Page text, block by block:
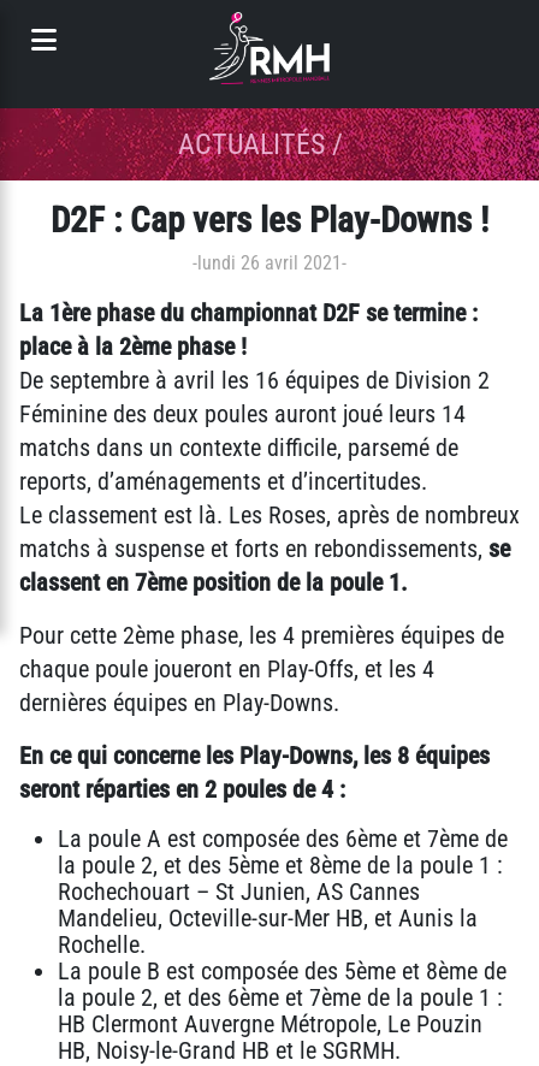
ACTUALITÉS/
D2F : Cap vers les Play-Downs !
-lundi 26 avril 2021-
La 1ère phase du championnat D2F se termine :
place à la 2ème phase !
De septembre à avril les 16 équipes de Division 2
Féminine des deux poules auront joué leurs 14
matchs dans un contexte difficile, parsemé de
reports, d’aménagements et d’incertitudes.
Le classement est là. Les Roses, après de nombreux
matchs à suspense et forts en rebondissements, se
classent en 7ème position de la poule 1.
Pour cette 2ème phase, les 4 premières équipes de
chaque poule joueront en Play-Offs, et les 4
dernières équipes en Play-Downs.
En ce qui concerne les Play-Downs, les 8 équipes
seront réparties en 2 poules de 4 :
La poule A est composée des 6ème et 7ème de
la poule 2, et des 5ème et 8ème de la poule 1 :
Rochechouart – St Junien, AS Cannes
Mandelieu, Octeville-sur-Mer HB, et Aunis la
Rochelle.
La poule B est composée des 5ème et 8ème de
la poule 2, et des 6ème et 7ème de la poule 1 :
HB Clermont Auvergne Métropole, Le Pouzin
HB, Noisy-le-Grand HB et le SGRMH.
Panneau de gestion des cookies